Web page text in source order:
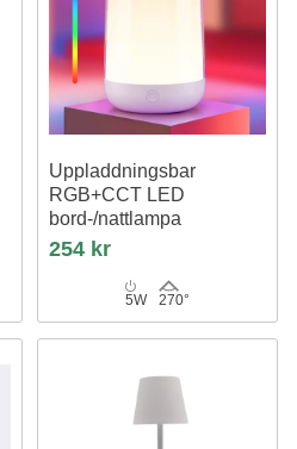
Uppladdningsbar
RGB+CCT LED
bord-/nattlampa
Vit, touch dimbar, IP20 inomhus
254 kr
5W 270°